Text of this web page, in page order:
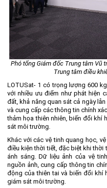
Phó tổng Giám đốc Trung tâm Vũ
Trung tâm điều
LOTUSat- 1 có trọng lượng 600
với nhiều ưu điểm như phát hiện
đất, khả năng quan sát cả ngày
và cung cấp các thông tin chính
thảm họa thiên nhiên, biến đổi khí
sát môi trường.
Khác với các vệ tinh quang học,
điều kiện thời tiết, đặc biệt khi thời
ánh sáng. Dữ liệu ảnh của vệ
nguồn ảnh, cung cấp thông tin
động của thiên tai và biến đổi khí
giám sát môi trường.